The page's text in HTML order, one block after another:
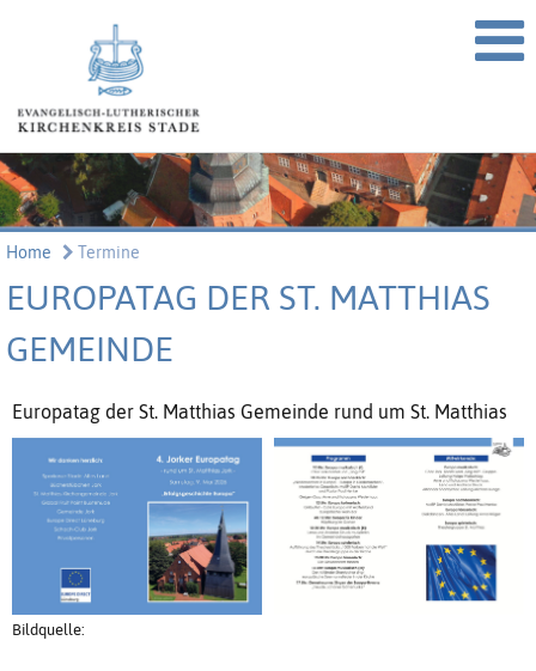
Home Termine
EUROPATAG DER ST. MATTHIAS
GEMEINDE
Europatag der St. Matthias Gemeinde rund um St. Matthias
Bildquelle: